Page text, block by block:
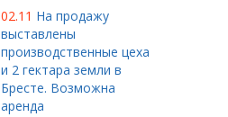
02.11 На продажу
выставлены
производственные цеха
и 2 гектара земли в
Бресте. Возможна
аренда